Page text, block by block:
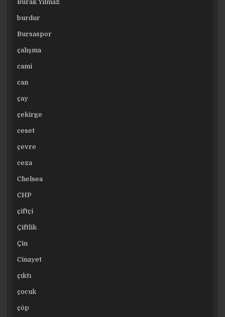
Burak Yılmaz
burdur
Bursaspor
çalışma
cami
can
çay
çekirge
ceset
çevre
ceza
Chelsea
CHP
çiftçi
Çiftlik
Çin
Cinayet
çıktı
çocuk
çöp